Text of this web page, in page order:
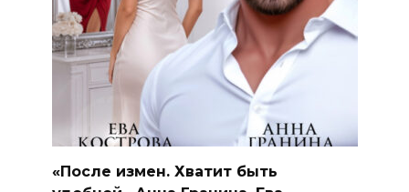
«После измен. Хватит быть